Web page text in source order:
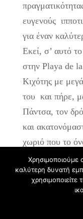
ευγενούς
για έναν
Εκεί, σ’ αυτό
στην Playa de
Κιχότης με
του και πήρε,
Πάντσα, τον
και
χωριό που το
ήθελε να
ο ιδαλγός
ανάγνωση των
ιπποσύνης που
καλύτερη δυνατή